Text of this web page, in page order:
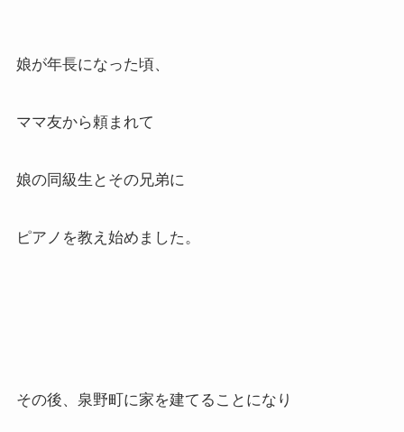
娘が年長になった頃、
ママ友から頼まれて
娘の同級生とその兄弟に
ピアノを教え始めました。
その後、泉野町に家を建てることになり